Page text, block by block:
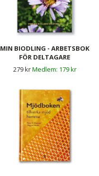
MIN BIODLING - ARBETSBOK
FÖR DELTAGARE
279 kr
179 kr